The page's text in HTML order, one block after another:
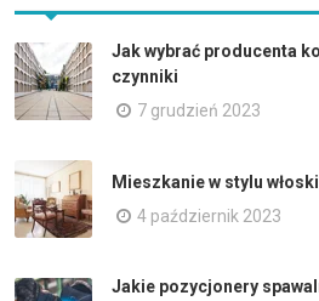
Jak wybrać producenta
czynniki
7 grudzień 2023
Mieszkanie w stylu
4 październik 2023
Jakie pozycjonery